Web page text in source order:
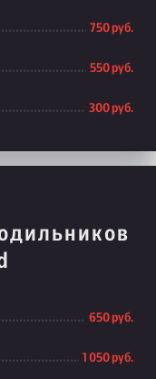
750 руб.
550 руб.
300 руб.
650 руб.
1 050 руб.